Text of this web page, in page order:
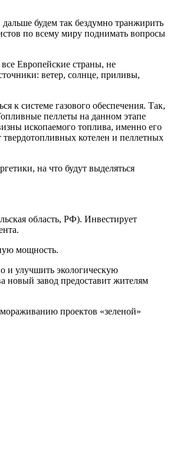
будем так бездумно транжирить
по всему миру поднимать вопросы
Европейские страны, не
ветер, солнце, приливы,
к системе газового обеспечения. Так,
пеллеты на данном этапе
ископаемого топлива, именно его
котелен и пеллетных
на что будут выделяться
область, РФ). Инвестирует
мощность.
и улучшить экологическую
новый завод предоставит жителям
проектов «зеленой»